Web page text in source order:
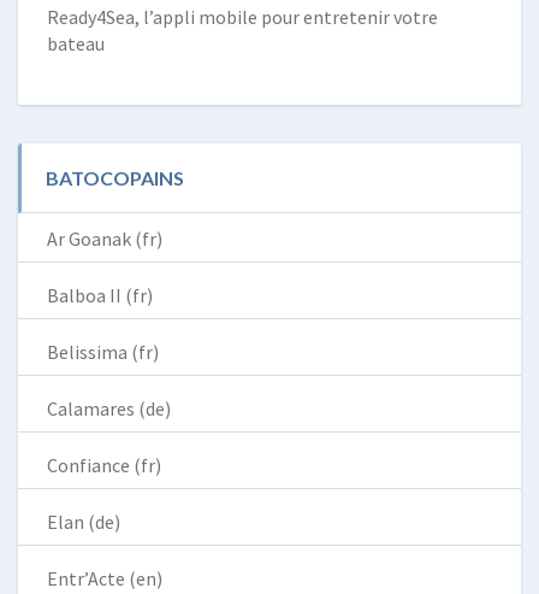
Ready4Sea, l’appli mobile pour entretenir votre
bateau
BATOCOPAINS
Ar Goanak (fr)
Balboa II (fr)
Belissima (fr)
Calamares (de)
Confiance (fr)
Elan (de)
Entr’Acte (en)